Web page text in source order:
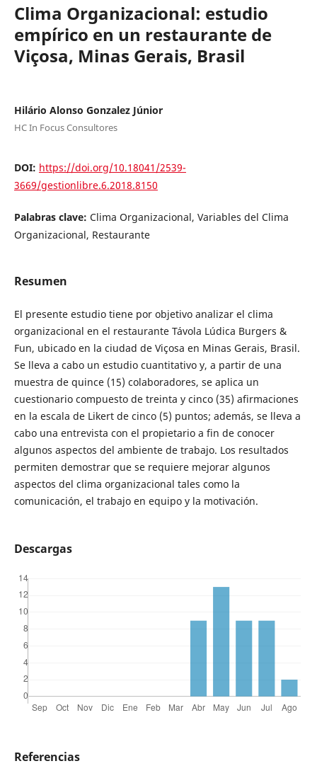
Clima Organizacional: estudio
empírico en un restaurante de
Viçosa, Minas Gerais, Brasil
Hilário Alonso Gonzalez Júnior
HC In Focus Consultores
DOI: https://doi.org/10.18041/2539-
3669/gestionlibre.6.2018.8150
Palabras clave: Clima Organizacional, Variables del Clima
Organizacional, Restaurante
Resumen
El presente estudio tiene por objetivo analizar el clima
organizacional en el restaurante Távola Lúdica Burgers &
Fun, ubicado en la ciudad de Viçosa en Minas Gerais, Brasil.
Se lleva a cabo un estudio cuantitativo y, a partir de una
muestra de quince (15) colaboradores, se aplica un
cuestionario compuesto de treinta y cinco (35) afirmaciones
en la escala de Likert de cinco (5) puntos; además, se lleva a
cabo una entrevista con el propietario a fin de conocer
algunos aspectos del ambiente de trabajo. Los resultados
permiten demostrar que se requiere mejorar algunos
aspectos del clima organizacional tales como la
comunicación, el trabajo en equipo y la motivación.
Descargas
Referencias